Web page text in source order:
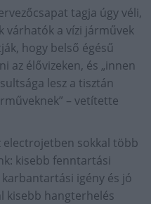
tagja úgy véli,
várhatók a vízi járművek
hogy belső égésű
az élővizeken, és „innen
lesz a tisztán
– vetítette
electrojetben sokkal több
kisebb fenntartási
igény és jó
kisebb hangterhelés